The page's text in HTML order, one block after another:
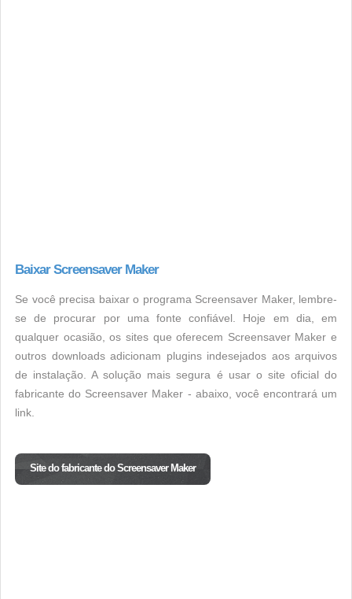
Baixar Screensaver Maker
Se você precisa baixar o programa Screensaver Maker, lembre-
se de procurar por uma fonte confiável. Hoje em dia, em
qualquer ocasião, os sites que oferecem Screensaver Maker e
outros downloads adicionam plugins indesejados aos arquivos
de instalação. A solução mais segura é usar o site oficial do
fabricante do Screensaver Maker - abaixo, você encontrará um
link.
Site do fabricante do Screensaver Maker